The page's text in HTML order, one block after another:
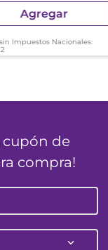
Agregar
Impuestos Nacionales:
cupón de
compra!